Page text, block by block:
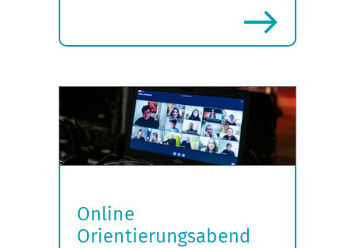
Online
Orientierungsabend